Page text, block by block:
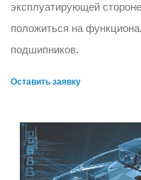
эксплуатирующей
положиться на
подшипников.
Оставить заявку